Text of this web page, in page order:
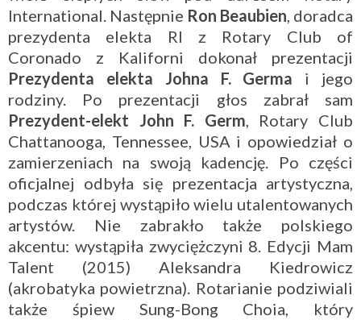
International. Następnie Ron Beaubien , doradca
prezydenta elekta RI z Rotary Club of
Coronado z Kaliforni dokonał prezentacji
Prezydenta elekta Johna F. Germa i jego
rodziny. Po prezentacji głos zabrał sam
Prezydent-elekt John F. Germ , Rotary Club
Chattanooga, Tennessee, USA i opowiedział o
zamierzeniach na swoją kadencję. Po części
oficjalnej odbyła się prezentacja artystyczna,
podczas której wystąpiło wielu utalentowanych
artystów. Nie zabrakło także polskiego
akcentu: wystąpiła zwyciężczyni 8. Edycji Mam
Talent (2015) Aleksandra Kiedrowicz
(akrobatyka powietrzna). Rotarianie podziwiali
także śpiew Sung-Bong Choia, który